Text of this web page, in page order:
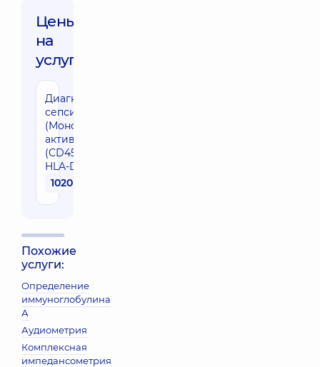
Цены
на
услуги:
Диагностика
сепсиса
(Моноциты
активированные
(CD45 ++ CD14 +
HLA-DR +)
1020 грн
Похожие
услуги:
Определение
иммуноглобулина
А
Аудиометрия
Комплексная
импедансометрия